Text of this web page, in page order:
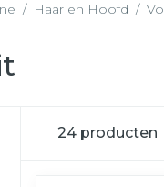
/ Haar en Hoofd /
24 producten